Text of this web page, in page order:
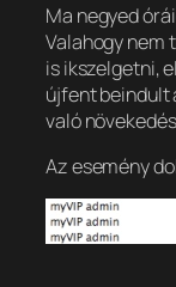
Ma negyed
Valahogy nem
is ikszelgetni,
újfent beindult
való
Az esemény